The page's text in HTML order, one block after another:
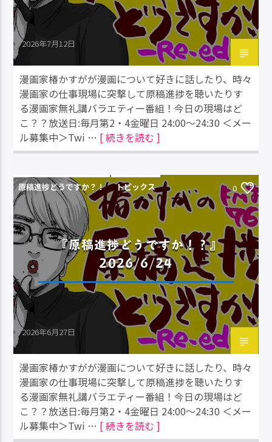
2026年7月12日
漫画家椿かすがが漫画について好きに話したり、時々
漫画家の仕事現場に突撃して原稿進捗を聴いたりす
る漫画家無礼講バラエティー番組！今日の現場はど
こ？？放送日:毎月第2・4金曜日 24:00～24:30 ＜メー
ル募集中＞Twi … [ 続きを読む ]
原稿進捗どうですか？！ トピックス 0
『原稿進捗どうですか！？』
2026/6/24
2026年6月27日
漫画家椿かすがが漫画について好きに話したり、時々
漫画家の仕事現場に突撃して原稿進捗を聴いたりす
る漫画家無礼講バラエティー番組！今日の現場はど
こ？？放送日:毎月第2・4金曜日 24:00～24:30 ＜メー
ル募集中＞Twi … [ 続きを読む ]